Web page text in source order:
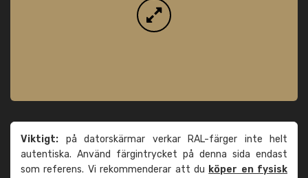
Viktigt: på datorskärmar verkar RAL-färger inte helt
autentiska. Använd färgintrycket på denna sida endast
som referens. Vi rekommenderar att du köper en fysisk